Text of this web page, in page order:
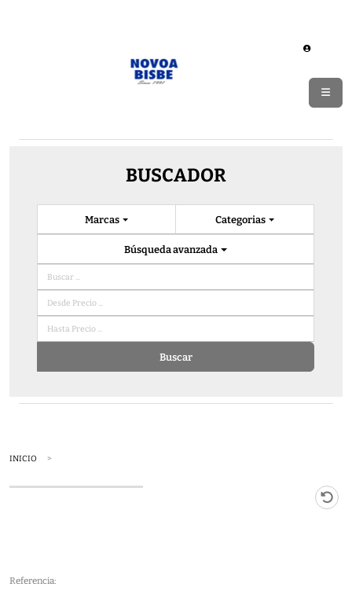
BUSCADOR
Categorias
Marcas
Búsqueda avanzada
Buscar
INICIO
Referencia: